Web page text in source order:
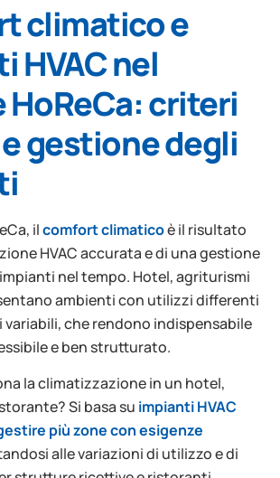
climatico e
HVAC nel
criteri
gestione degli
ilcomfort climaticoè il risultato
HVAC accurata e di una gestione
nel tempo. Hotel, agriturismi
ambienti con utilizzi differenti
che rendono indispensabile
e ben strutturato.
la climatizzazione in un hotel,
Si basa su impianti HVAC
più zone con esigenze
alle variazioni di utilizzo e di